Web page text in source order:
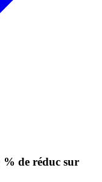
de réduc sur